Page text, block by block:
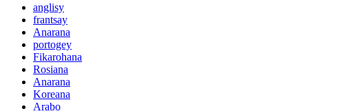
anglisy
frantsay
Anarana
portogey
Fikarohana
Rosiana
Anarana
Koreana
Arabo